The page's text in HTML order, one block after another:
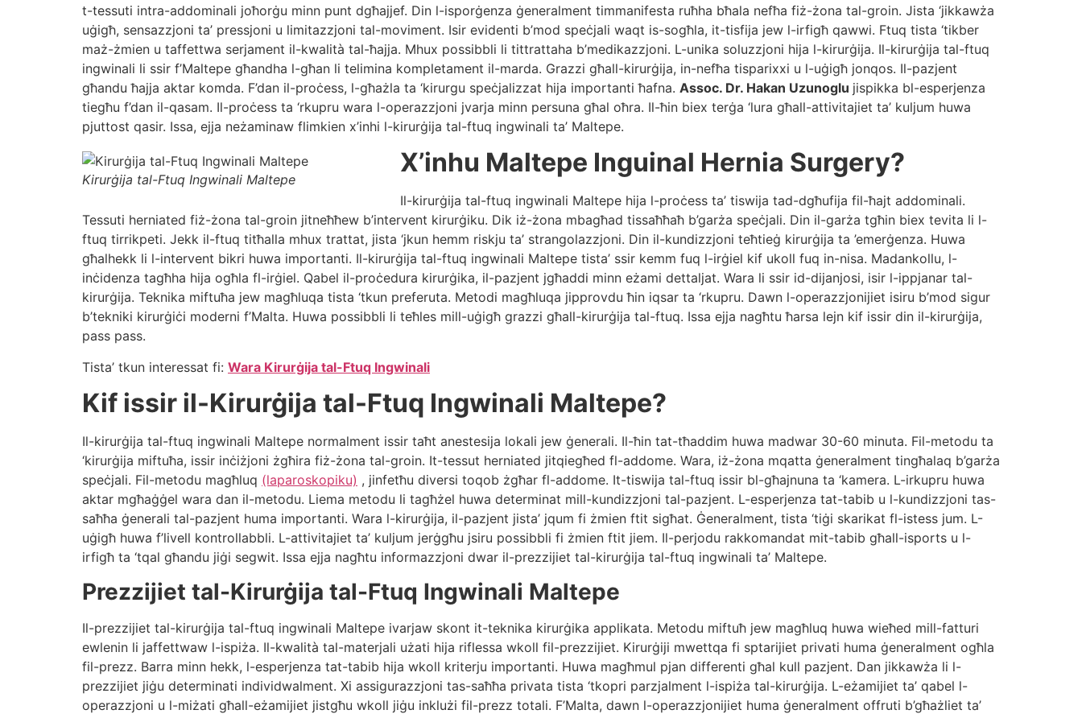
t-tessuti intra-addominali joħorġu minn punt dgħajjef. Din l-isporġenza ġeneralment timmanifesta ruħha bħala nefħa fiż-żona tal-groin. Jista ‘jikkawża
uġigħ, sensazzjoni ta’ pressjoni u limitazzjoni tal-moviment. Isir evidenti b’mod speċjali waqt is-sogħla, it-tisfija jew l-irfigħ qawwi. Ftuq tista ‘tikber
maż-żmien u taffettwa serjament il-kwalità tal-ħajja. Mhux possibbli li tittrattaha b’medikazzjoni. L-unika soluzzjoni hija l-kirurġija. Il-kirurġija tal-ftuq
ingwinali li ssir f’Maltepe għandha l-għan li telimina kompletament il-marda. Grazzi għall-kirurġija, in-nefħa tisparixxi u l-uġigħ jonqos. Il-pazjent
għandu ħajja aktar komda. F’dan il-proċess, l-għażla ta ‘kirurgu speċjalizzat hija importanti ħafna. Assoc. Dr. Hakan Uzunoglu jispikka bl-esperjenza
tiegħu f’dan il-qasam. Il-proċess ta ‘rkupru wara l-operazzjoni jvarja minn persuna għal oħra. Il-ħin biex terġa ‘lura għall-attivitajiet ta’ kuljum huwa
pjuttost qasir. Issa, ejja neżaminaw flimkien x’inhi l-kirurġija tal-ftuq ingwinali ta’ Maltepe.
Kirurġija tal-Ftuq Ingwinali Maltepe
X’inhu Maltepe Inguinal Hernia Surgery?
Il-kirurġija tal-ftuq ingwinali Maltepe hija l-proċess ta’ tiswija tad-dgħufija fil-ħajt addominali.
Tessuti herniated fiż-żona tal-groin jitneħħew b’intervent kirurġiku. Dik iż-żona mbagħad tissaħħaħ b’garża speċjali. Din il-garża tgħin biex tevita li l-
ftuq tirrikpeti. Jekk il-ftuq titħalla mhux trattat, jista ‘jkun hemm riskju ta’ strangolazzjoni. Din il-kundizzjoni teħtieġ kirurġija ta ’emerġenza. Huwa
għalhekk li l-intervent bikri huwa importanti. Il-kirurġija tal-ftuq ingwinali Maltepe tista’ ssir kemm fuq l-irġiel kif ukoll fuq in-nisa. Madankollu, l-
inċidenza tagħha hija ogħla fl-irġiel. Qabel il-proċedura kirurġika, il-pazjent jgħaddi minn eżami dettaljat. Wara li ssir id-dijanjosi, isir l-ippjanar tal-
kirurġija. Teknika miftuħa jew magħluqa tista ‘tkun preferuta. Metodi magħluqa jipprovdu ħin iqsar ta ‘rkupru. Dawn l-operazzjonijiet isiru b’mod sigur
b’tekniki kirurġiċi moderni f’Malta. Huwa possibbli li teħles mill-uġigħ grazzi għall-kirurġija tal-ftuq. Issa ejja nagħtu ħarsa lejn kif issir din il-kirurġija,
pass pass.
Tista’ tkun interessat fi: Wara Kirurġija tal-Ftuq Ingwinali
Kif issir il-Kirurġija tal-Ftuq Ingwinali Maltepe?
Il-kirurġija tal-ftuq ingwinali Maltepe normalment issir taħt anestesija lokali jew ġenerali. Il-ħin tat-tħaddim huwa madwar 30-60 minuta. Fil-metodu ta
‘kirurġija miftuħa, issir inċiżjoni żgħira fiż-żona tal-groin. It-tessut herniated jitqiegħed fl-addome. Wara, iż-żona mqatta ġeneralment tingħalaq b’garża
speċjali. Fil-metodu magħluq (laparoskopiku) , jinfetħu diversi toqob żgħar fl-addome. It-tiswija tal-ftuq issir bl-għajnuna ta ‘kamera. L-irkupru huwa
aktar mgħaġġel wara dan il-metodu. Liema metodu li tagħżel huwa determinat mill-kundizzjoni tal-pazjent. L-esperjenza tat-tabib u l-kundizzjoni tas-
saħħa ġenerali tal-pazjent huma importanti. Wara l-kirurġija, il-pazjent jista’ jqum fi żmien ftit sigħat. Ġeneralment, tista ‘tiġi skarikat fl-istess jum. L-
uġigħ huwa f’livell kontrollabbli. L-attivitajiet ta’ kuljum jerġgħu jsiru possibbli fi żmien ftit jiem. Il-perjodu rakkomandat mit-tabib għall-isports u l-
irfigħ ta ‘tqal għandu jiġi segwit. Issa ejja nagħtu informazzjoni dwar il-prezzijiet tal-kirurġija tal-ftuq ingwinali ta’ Maltepe.
Prezzijiet tal-Kirurġija tal-Ftuq Ingwinali Maltepe
Il-prezzijiet tal-kirurġija tal-ftuq ingwinali Maltepe ivarjaw skont it-teknika kirurġika applikata. Metodu miftuħ jew magħluq huwa wieħed mill-fatturi
ewlenin li jaffettwaw l-ispiża. Il-kwalità tal-materjali użati hija riflessa wkoll fil-prezzijiet. Kirurġiji mwettqa fi sptarijiet privati ​​huma ġeneralment ogħla
fil-prezz. Barra minn hekk, l-esperjenza tat-tabib hija wkoll kriterju importanti. Huwa magħmul pjan differenti għal kull pazjent. Dan jikkawża li l-
prezzijiet jiġu determinati individwalment. Xi assigurazzjoni tas-saħħa privata tista ‘tkopri parzjalment l-ispiża tal-kirurġija. L-eżamijiet ta’ qabel l-
operazzjoni u l-miżati għall-eżamijiet jistgħu wkoll jiġu inklużi fil-prezz totali. F’Malta, dawn l-operazzjonijiet huma ġeneralment offruti b’għażliet ta’